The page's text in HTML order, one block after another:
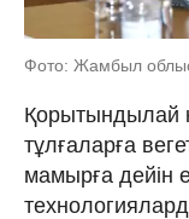
Фото: Жамбыл
Қорытындылай
тұлғаларға
мамырға дейін